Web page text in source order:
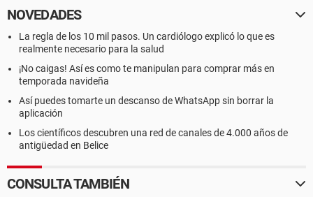
NOVEDADES
La regla de los 10 mil pasos. Un cardiólogo explicó lo que es
realmente necesario para la salud
¡No caigas! Así es como te manipulan para comprar más en
temporada navideña
Así puedes tomarte un descanso de WhatsApp sin borrar la
aplicación
Los científicos descubren una red de canales de 4.000 años de
antigüedad en Belice
CONSULTA TAMBIÉN